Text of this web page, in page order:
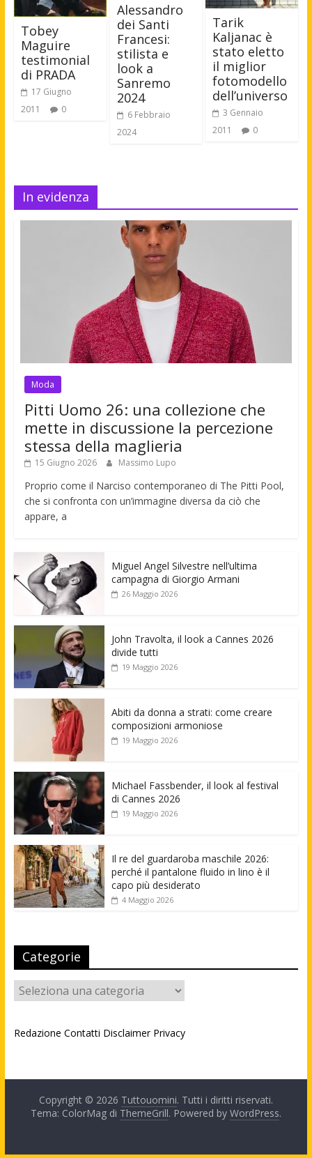
Tobey
Maguire
testimonial
di PRADA
17 Giugno
2011
0
Alessandro
dei Santi
Francesi:
stilista e
look a
Sanremo
2024
6 Febbraio
2024
Tarik
Kaljanac è
stato eletto
il miglior
fotomodello
dell’universo
3 Gennaio
2011
0
In evidenza
Moda
Pitti Uomo 26: una collezione che
mette in discussione la percezione
stessa della maglieria
15 Giugno 2026 Massimo Lupo
Proprio come il Narciso contemporaneo di The Pitti Pool,
che si confronta con un’immagine diversa da ciò che
appare, a
Miguel Angel Silvestre nell’ultima
campagna di Giorgio Armani
26 Maggio 2026
John Travolta, il look a Cannes 2026
divide tutti
19 Maggio 2026
Abiti da donna a strati: come creare
composizioni armoniose
19 Maggio 2026
Michael Fassbender, il look al festival
di Cannes 2026
19 Maggio 2026
Il re del guardaroba maschile 2026:
perché il pantalone fluido in lino è il
capo più desiderato
4 Maggio 2026
Categorie
Categorie
Redazione Contatti Disclaimer Privacy
Copyright © 2026 Tuttouomini. Tutti i diritti riservati.
Tema: ColorMag di ThemeGrill. Powered by WordPress.